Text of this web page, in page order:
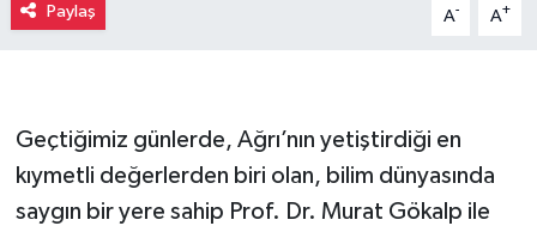
Paylaş A- A+
Geçtiğimiz günlerde, Ağrı’nın yetiştirdiği en
kıymetli değerlerden biri olan, bilim dünyasında
saygın bir yere sahip Prof. Dr. Murat Gökalp ile